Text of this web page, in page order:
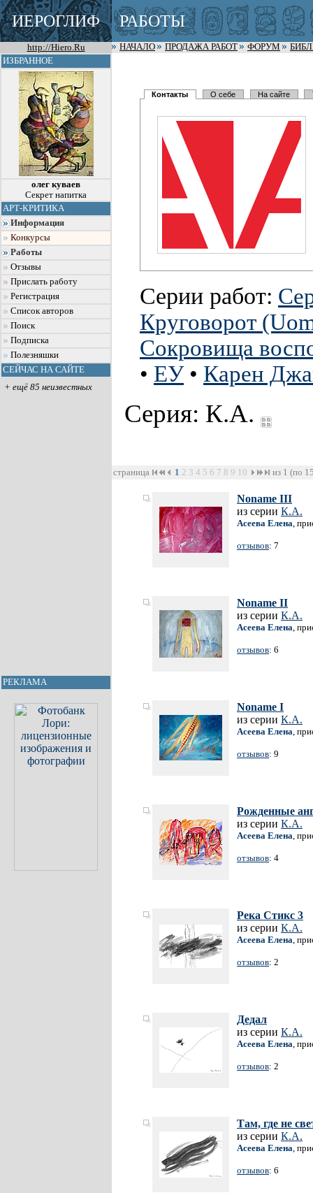
ИЕРОГЛИФ РАБОТЫ
http://Hiero.Ru НАЧАЛО ПРОДАЖА РАБОТ ФОРУМ
ИЗБРАННОЕ
олег куваев
Секрет напитка
АРТ-КРИТИКА
Информация
Конкурсы
Работы
Отзывы
Прислать работу
Регистрация
Список авторов
Поиск
Подписка
Полезняшки
СЕЙЧАС НА САЙТЕ
+ ещё 85 неизвестных
РЕКЛАМА
Контакты О себе На сайте
Серии работ:
Круговорот
Сокровища
• ЕУ• Карен
Серия: К.А.
страница 1 2 3 4 5 6 7 8 9 10 из 1 (по
Noname III
из серии К.А.
Асеева Елена,
отзывов: 7
Noname II
из серии К.А.
Асеева Елена,
отзывов: 6
Noname I
из серии К.А.
Асеева Елена,
отзывов: 9
Рожденные
из серии К.А.
Асеева Елена,
отзывов: 4
Река Стикс 3
из серии К.А.
Асеева Елена,
отзывов: 2
Дедал
из серии К.А.
Асеева Елена,
отзывов: 2
Там, где не
из серии К.А.
Асеева Елена,
отзывов: 6